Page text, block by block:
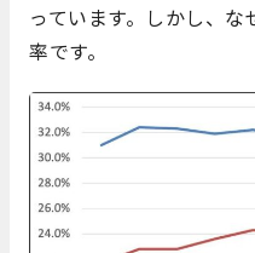
っています。しかし、
率です。